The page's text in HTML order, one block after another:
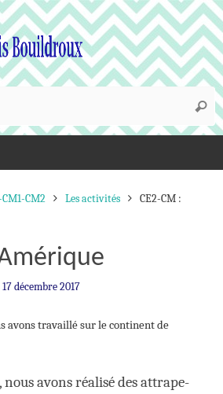
:
CM1-CM2 Les activités
CE2-CM :
17 décembre 2017
avons travaillé sur le continent de
nous avons réalisé des attrape-